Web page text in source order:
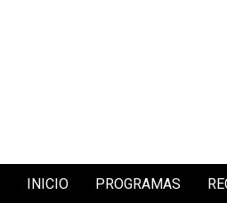
Secondary
INICIO PROGRAMAS